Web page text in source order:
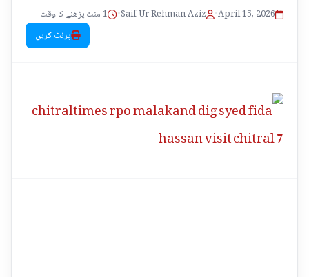
April 15, 2026
•
Saif Ur Rehman Aziz
•
1 منٹ پڑھنے کا وقت
پرنٹ کریں